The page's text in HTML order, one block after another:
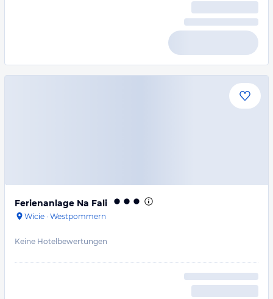
Ferienanlage Na Fali
Wicie · Westpommern
Keine Hotelbewertungen